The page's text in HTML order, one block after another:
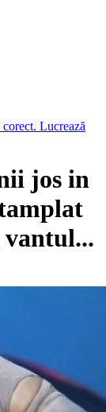
Lucrează
jos in
vantul...